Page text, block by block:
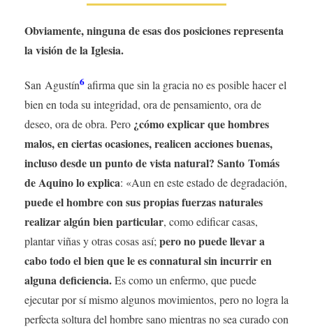
Obviamente, ninguna de esas dos posiciones representa
la visión de la Iglesia.
San Agustín6afirma que sin la gracia no es posible hacer el
bien en toda su integridad, ora de pensamiento, ora de
deseo, ora de obra. Pero ¿cómo explicar que hombres
malos, en ciertas ocasiones, realicen acciones buenas,
incluso desde un punto de vista natural? Santo Tomás
de Aquino lo explica: «Aun en este estado de degradación,
puede el hombre con sus propias fuerzas naturales
realizar algún bien particular, como edificar casas,
plantar viñas y otras cosas así; pero no puede llevar a
cabo todo el bien que le es connatural sin incurrir en
alguna deficiencia.Es como un enfermo, que puede
ejecutar por sí mismo algunos movimientos, pero no logra la
perfecta soltura del hombre sano mientras no sea curado con